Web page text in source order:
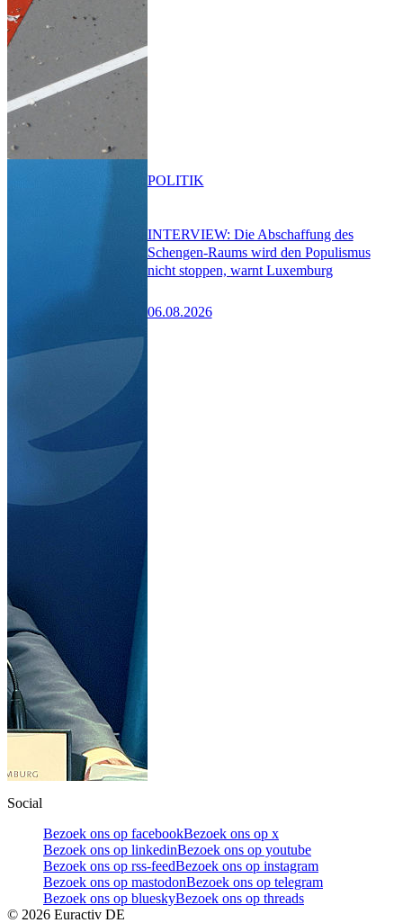
INTERVIEW: Die Abschaffung des
Schengen-Raums wird den Populismus
nicht stoppen, warnt Luxemburg
06.08.2026
POLITIK
Social
Bezoek ons op facebookBezoek ons op x
Bezoek ons op linkedinBezoek ons op youtube
Bezoek ons op rss-feedBezoek ons op instagram
Bezoek ons op mastodonBezoek ons op telegram
Bezoek ons op blueskyBezoek ons op threads
© 2026 Euractiv DE